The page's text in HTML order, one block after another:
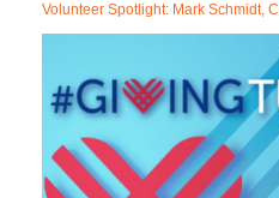
Volunteer Spotlight: Mark Schmidt,